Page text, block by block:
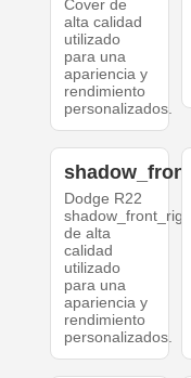
Cover de
alta calidad
utilizado
para una
apariencia y
rendimiento
personalizados.
Dodge R22
de alta
calidad
utilizado
para una
apariencia y
rendimiento
personalizados.